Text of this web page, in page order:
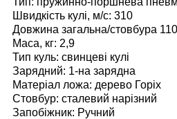
Швидкість кулі, м/с: 310
Довжина загальна/стовбура
Маса, кг: 2,9
Тип куль: свинцеві кулі
Зарядний: 1-на зарядна
Матеріал ложа: дерево Горіх
Стовбур: сталевий нарізний
Запобіжник: Ручний